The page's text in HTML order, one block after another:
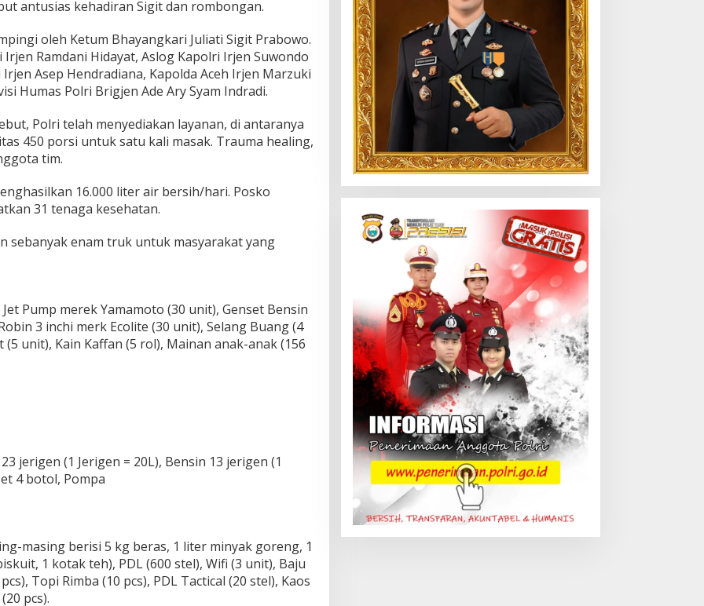
antusias kehadiran Sigit dan rombongan.
oleh Ketum Bhayangkari Juliati Sigit Prabowo.
Ramdani Hidayat, Aslog Kapolri Irjen Suwondo
Asep Hendradiana, Kapolda Aceh Irjen Marzuki
Humas Polri Brigjen Ade Ary Syam Indradi.
Polri telah menyediakan layanan, di antaranya
450 porsi untuk satu kali masak. Trauma healing,
tim.
16.000 liter air bersih/hari. Posko
31 tenaga kesehatan.
sebanyak enam truk untuk masyarakat yang
Pump merek Yamamoto (30 unit), Genset Bensin
3 inchi merk Ecolite (30 unit), Selang Buang (4
(5 unit), Kain Kaffan (5 rol), Mainan anak-anak (156
jerigen (1 Jerigen = 20L), Bensin 13 jerigen (1
4 botol, Pompa
masing berisi 5 kg beras, 1 liter minyak goreng, 1
1 kotak teh), PDL (600 stel), Wifi (3 unit), Baju
Topi Rimba (10 pcs), PDL Tactical (20 stel), Kaos
pcs).